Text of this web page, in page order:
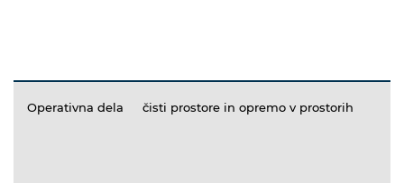
Operativna dela čisti prostore in opremo v prostorih